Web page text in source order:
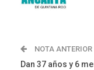
NOTA ANTERIOR
Dan 37 años y 6